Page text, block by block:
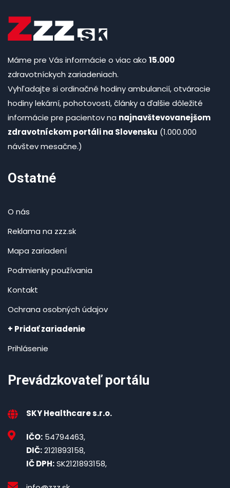
Máme pre Vás informácie o viac ako 15.000
zdravotníckych zariadeniach.
Vyhľadajte si ordinačné hodiny ambulancií, otváracie
hodiny lekární, pohotovosti, články a ďalšie dôležité
informácie pre pacientov na najnavštevovanejšom
zdravotníckom portáli na Slovensku (1.000.000
návštev mesačne.)
Ostatné
O nás
Reklama na zzz.sk
Mapa zariadení
Podmienky používania
Kontakt
Ochrana osobných údajov
+ Pridať zariadenie
Prihlásenie
Prevádzkovateľ portálu
SKY Healthcare s.r.o.
IČO: 54794463,
DIČ:2121893158,
IČ DPH:SK2121893158,